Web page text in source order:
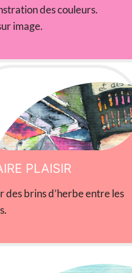
des couleurs.
image.
PLAISIR
des brins d’herbe entre les